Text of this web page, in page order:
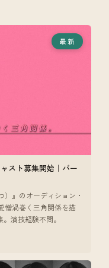
最新
スト募集開始｜バー
』のオーディション・
憎渦巻く三角関係を描
演技経験不問。